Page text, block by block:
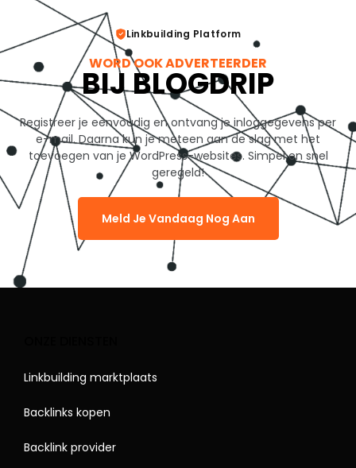
Linkbuilding Platform
WORD OOK ADVERTEERDER
BIJ BLOGDRIP
Registreer je eenvoudig en ontvang je inloggegevens per
e-mail. Daarna kun je meteen aan de slag met het
toevoegen van je WordPress-websites. Simpel en snel
geregeld!
Meld Je Vandaag Nog Aan
Linkbuilding marktplaats
Backlinks kopen
Backlink provider